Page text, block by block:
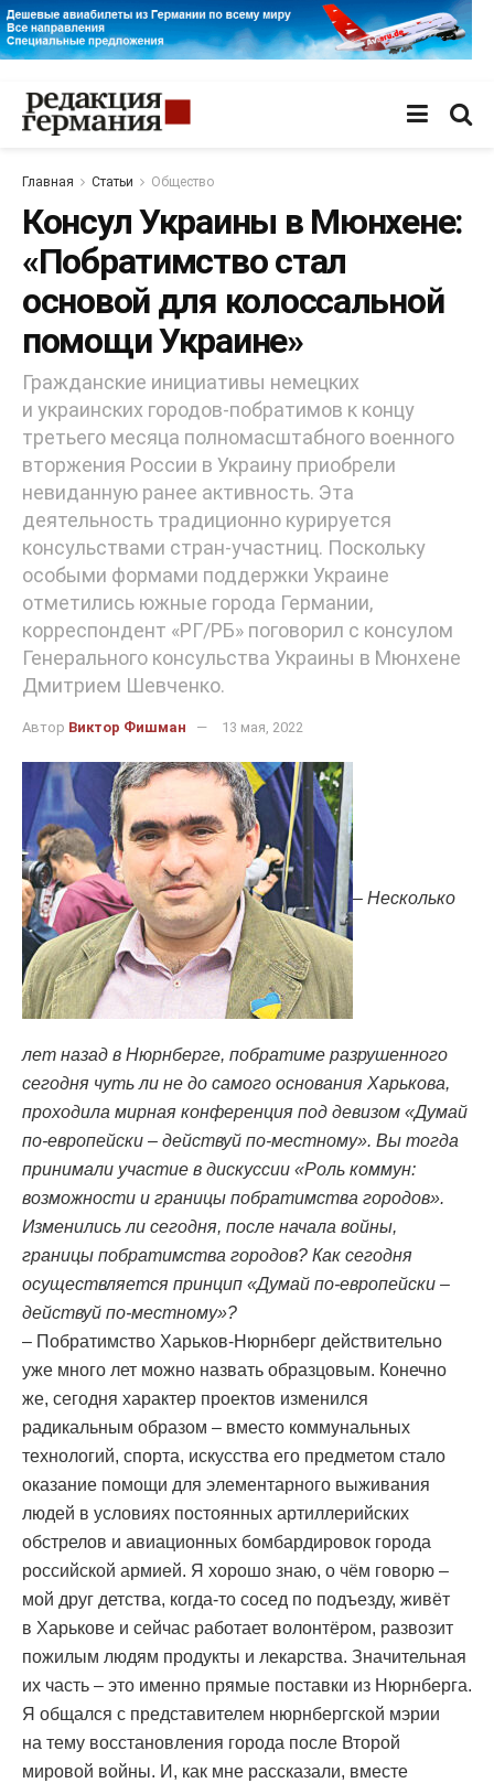
Главная Статьи Общество
Консул Украины в Мюнхене:
«Побратимство стал
основой для колоссальной
помощи Украине»
Гражданские инициативы немецких
и украинских городов-побратимов к концу
третьего месяца полномасштабного военного
вторжения России в Украину приобрели
невиданную ранее активность. Эта
деятельность традиционно курируется
консульствами стран-участниц. Поскольку
особыми формами поддержки Украине
отметились южные города Германии,
корреспондент «РГ/РБ» поговорил с консулом
Генерального консульства Украины в Мюнхене
Дмитрием Шевченко.
Автор Виктор Фишман 13 мая, 2022
– Несколько
лет назад в Нюрнберге, побратиме разрушенного
сегодня чуть ли не до самого основания Харькова,
проходила мирная конференция под девизом «Думай
по-европейски – действуй по-местному». Вы тогда
принимали участие в дискуссии «Роль коммун:
возможности и границы побратимства городов».
Изменились ли сегодня, после начала войны,
границы побратимства городов? Как сегодня
осуществляется принцип «Думай по-европейски –
действуй по-местному»?
– Побратимство Харьков-Нюрнберг действительно
уже много лет можно назвать образцовым. Конечно
же, сегодня характер проектов изменился
радикальным образом – вместо коммунальных
технологий, спорта, искусства его предметом стало
оказание помощи для элементарного выживания
людей в условиях постоянных артиллерийских
обстрелов и авиационных бомбардировок города
российской армией. Я хорошо знаю, о чём говорю –
мой друг детства, когда-то сосед по подъезду, живёт
в Харькове и сейчас работает волонтёром, развозит
пожилым людям продукты и лекарства. Значительная
их часть – это именно прямые поставки из Нюрнберга.
Я общался с представителем нюрнбергской мэрии
на тему восстановления города после Второй
мировой войны. И, как мне рассказали, вместе